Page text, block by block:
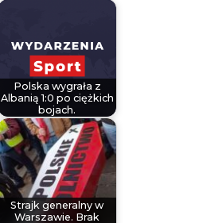
Polska wygrała z
Albanią 1:0 po ciężkich
bojach.
Strajk generalny w
Warszawie. Brak